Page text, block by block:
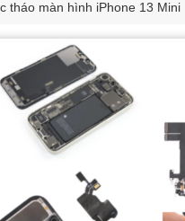
tháo màn hình iPhone 13 Mini